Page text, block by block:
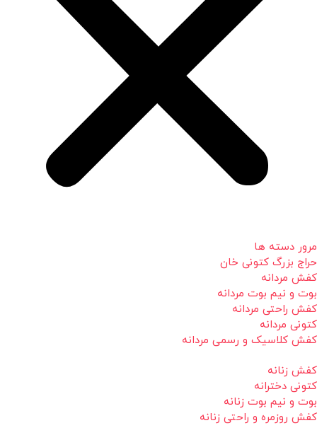
مرور دسته ها
حراج بزرگ کتونی خان
کفش مردانه
بوت و نیم بوت مردانه
کفش راحتی مردانه
کتونی مردانه
کفش کلاسیک و رسمی مردانه
کفش زنانه
کتونی دخترانه
بوت و نیم بوت زنانه
کفش روزمره و راحتی زنانه